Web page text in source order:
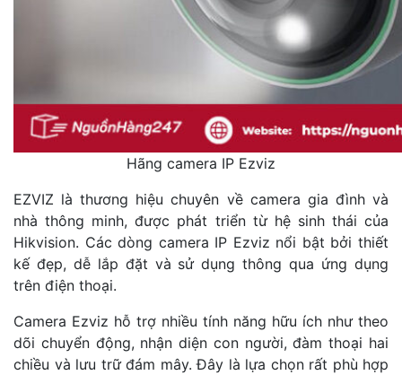
Hãng camera IP Ezviz
EZVIZ là thương hiệu chuyên về camera gia đình và
nhà thông minh, được phát triển từ hệ sinh thái của
Hikvision. Các dòng camera IP Ezviz nổi bật bởi thiết
kế đẹp, dễ lắp đặt và sử dụng thông qua ứng dụng
trên điện thoại.
Camera Ezviz hỗ trợ nhiều tính năng hữu ích như theo
dõi chuyển động, nhận diện con người, đàm thoại hai
chiều và lưu trữ đám mây. Đây là lựa chọn rất phù hợp